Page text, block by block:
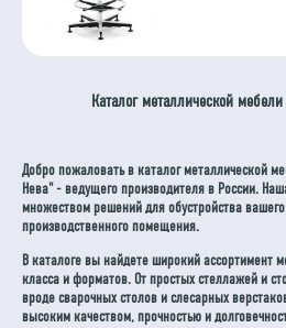
Каталог металлической
Добро пожаловать в каталог металлической
Нева" - ведущего производителя в России.
множеством решений для обустройства
производственного помещения.
В каталоге вы найдете широкий ассортимент
класса и форматов. От простых стеллажей и
вроде сварочных столов и слесарных
высоким качеством, прочностью и